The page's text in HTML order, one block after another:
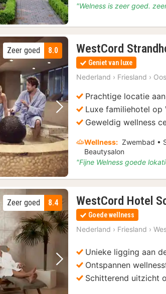
"Welness is zeer goed.
Volgende foto
8.0
Zeer goed WestCord
Geniet van luxe
Nederland › Friesland ›
Prachtige locatie
Luxe familiehotel op
Geweldig wellness
Wellness: Zwembad •
Beautysalon
"Fijne Welness goede
Volgende foto
8.4
Zeer goed WestCord Hotel
Goede wellness
Nederland › Friesland ›
Unieke ligging aan
Ontspannen
Schitterend uitzicht